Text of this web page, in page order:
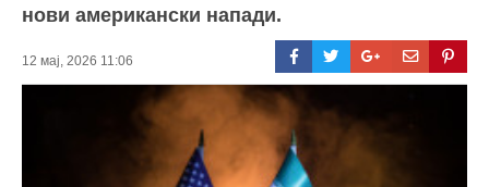
нови американски напади.
12 мај, 2026 11:06